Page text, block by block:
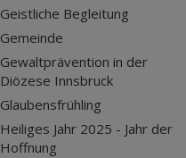
Geistliche Begleitung
Gemeinde
Gewaltprävention in der
Diözese Innsbruck
Glaubensfrühling
Heiliges Jahr 2025 - Jahr der
Hoffnung